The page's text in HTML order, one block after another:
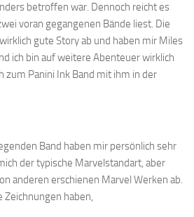
betroffen war. Dennoch reicht es
voran gegangenen Bände liest. Die
gute Story ab und haben mir Miles
ich bin auf weitere Abenteuer wirklich
zum Panini Ink Band mit ihm in der
Band haben mir persönlich sehr
der typische Marvelstandart, aber
anderen erschienen Marvel Werken ab.
Zeichnungen haben,